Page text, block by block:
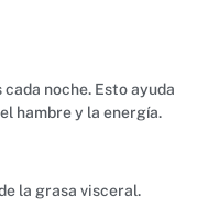
noche. Esto ayuda
hambre y la energía.
la grasa visceral.